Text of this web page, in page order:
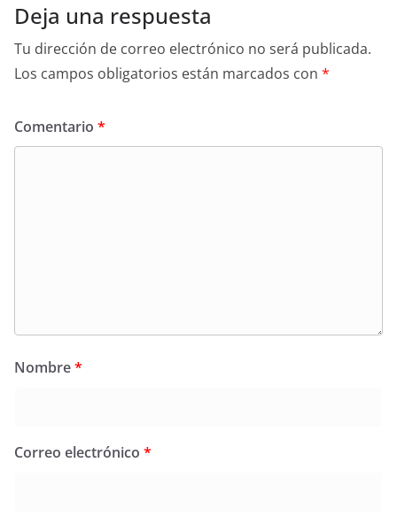
Deja una respuesta
Tu dirección de correo electrónico no será publicada.
Los campos obligatorios están marcados con *
Comentario *
Nombre*
Correo electrónico *